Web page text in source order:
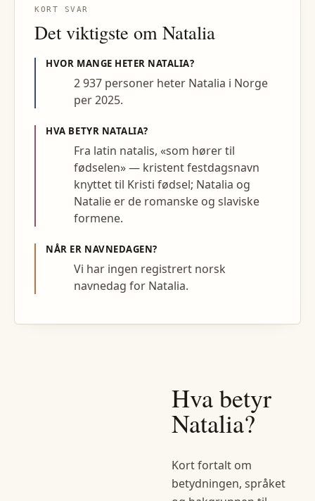
KORT SVAR
Det viktigste om Natalia
HVOR MANGE HETER NATALIA?
2 937 personer heter Natalia i Norge
per 2025.
HVA BETYR NATALIA?
Fra latin natalis, «som hører til
fødselen» — kristent festdagsnavn
knyttet til Kristi fødsel; Natalia og
Natalie er de romanske og slaviske
formene.
NÅR ER NAVNEDAGEN?
Vi har ingen registrert norsk
navnedag for Natalia.
Hva betyr
Natalia?
Kort fortalt om
betydningen, språket